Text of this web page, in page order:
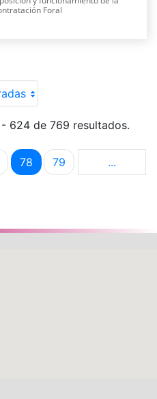
Foral
624 de 769 resultados.
Use TAB para
Página
78 Página
79 ...Páginas